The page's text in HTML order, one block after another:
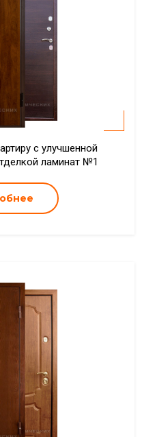
с улучшенной
ламинат №1